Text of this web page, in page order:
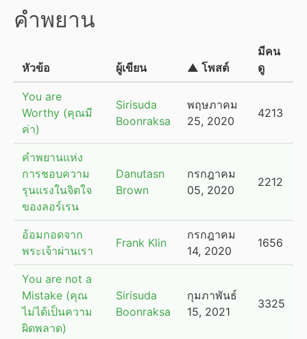
คำพยาน
หัวข้อ ผู้เขียน ▲ โพสต์
มีคน
ดู
You are
Worthy (คุณมี
ค่า)
Sirisuda
Boonraksa
พฤษภาคม
25, 2020
4213
คำพยานแห่ง
การชอบความ
รุนแรงในจิตใจ
ของลอร์เรน
Danutasn
Brown
กรกฎาคม
05, 2020
2212
อ้อมกอดจาก
พระเจ้าผ่านเรา
Frank Klin
กรกฎาคม
14, 2020
1656
You are not a
Mistake (คุณ
ไม่ได้เป็นความ
ผิดพลาด)
Sirisuda
Boonraksa
กุมภาพันธ์
15, 2021
3325